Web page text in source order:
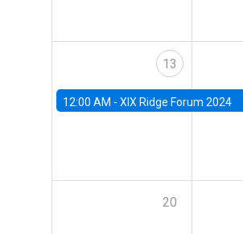
13
12:00 AM - XIX Ridge Forum 2024
20